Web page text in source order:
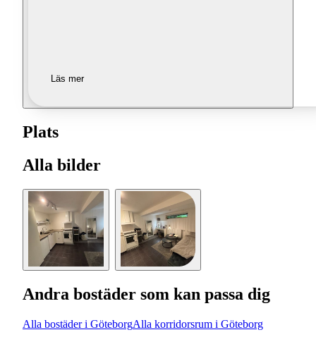
Läs mer
Plats
Alla bilder
Andra bostäder som kan passa dig
Alla bostäder i GöteborgAlla korridorsrum i Göteborg